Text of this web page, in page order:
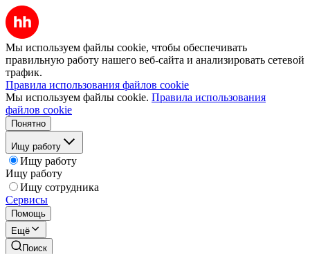
Мы используем файлы cookie, чтобы обеспечивать
правильную работу нашего веб-сайта и анализировать сетевой
трафик.
Правила использования файлов cookie
Мы используем файлы cookie. Правила использования
файлов cookie
Понятно
Ищу работу
Ищу работу
Ищу работу
Ищу сотрудника
Сервисы
Помощь
Ещё
Поиск